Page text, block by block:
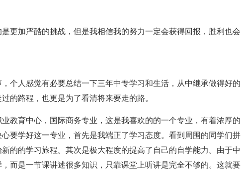
更加严酷的挑战，但是我相信我的努力一定会获得回报，胜利也会
个人感觉有必要总结一下三年中专学习和生活，从中继承做得好的
的路程，也更是为了看清将来要走的路。
教育中心，国际商务专业，这是我喜欢的的一个专业，有着浓厚的
要学好这一专业，首先是我端正了学习态度。看到周围的同学们拼
的的学习旅程。其次是极大程度的提高了自己的自学能力。由于中
而是一节课讲述很多知识，只靠课堂上听讲是完全不够的。这就要